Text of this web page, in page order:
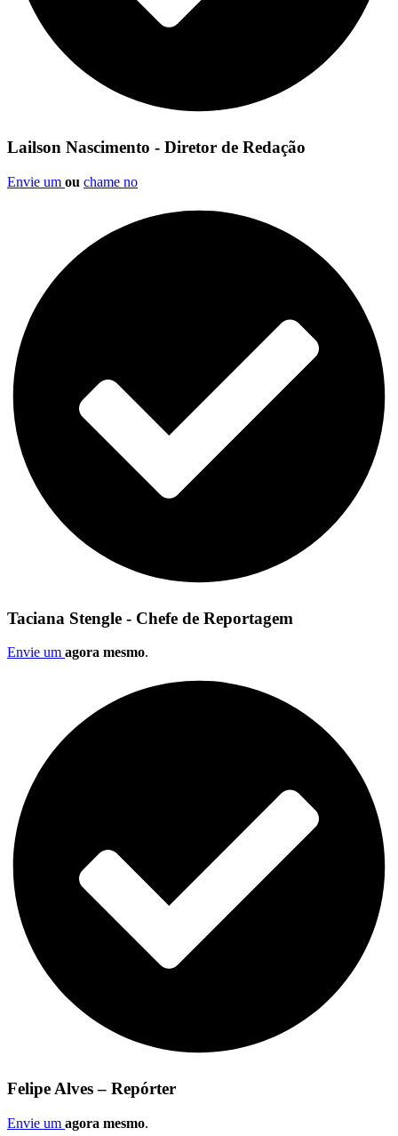
Lailson Nascimento - Diretor de Redação
Envie um ou chame no
Taciana Stengle - Chefe de Reportagem
Envie um agora mesmo.
Felipe Alves – Repórter
Envie um agora mesmo.